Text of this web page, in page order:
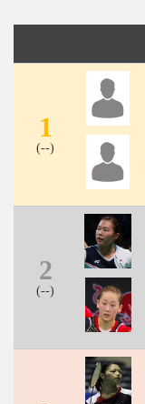
1
(--)
2
(--)